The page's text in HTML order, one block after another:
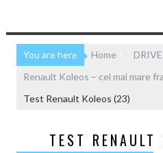
You are here Home
Renault Koleos – cel mai mare
Test Renault Koleos (23)
TEST